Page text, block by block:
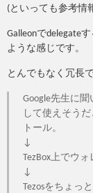
(といっても参考情
Galleonでdelegate
ような感じです。
とんでもなく冗長
Google先生に
して使えそう
トール。
↓
TezBox上でウ
↓
Tezosをちょっ